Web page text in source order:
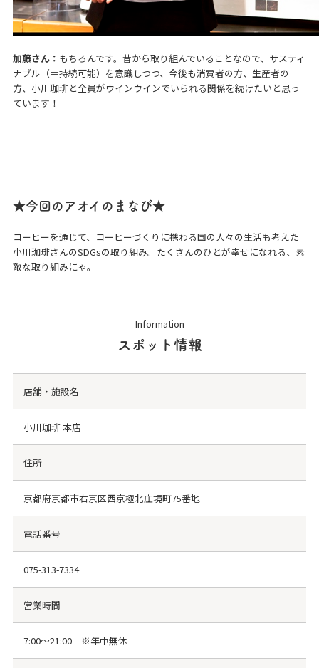
加藤さん： もちろんです。昔から取り組んでいることなので、サスティ
ナブル（＝持続可能）を意識しつつ、今後も消費者の方、生産者の
方、小川珈琲と全員がウインウインでいられる関係を続けたいと思っ
ています！
★今回のアオイのまなび★
コーヒーを通じて、コーヒーづくりに携わる国の人々の生活も考えた
小川珈琲さんのSDGsの取り組み。たくさんのひとが幸せになれる、素
敵な取り組みにゃ。
Information
スポット情報
店舗・施設名
小川珈琲 本店
住所
京都府京都市右京区西京極北庄境町75番地
電話番号
075-313-7334
営業時間
7:00〜21:00 ※年中無休